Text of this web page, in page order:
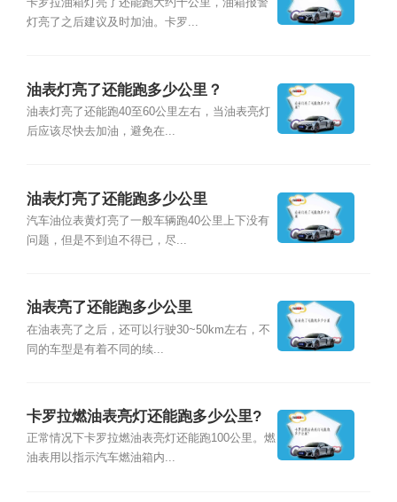
卡罗拉油箱灯亮了还能跑大约十公里，油箱报警
灯亮了之后建议及时加油。卡罗...
油表灯亮了还能跑多少公里？
油表灯亮了还能跑40至60公里左右，当油表亮灯
后应该尽快去加油，避免在...
油表灯亮了还能跑多少公里
汽车油位表黄灯亮了一般车辆跑40公里上下没有
问题，但是不到迫不得已，尽...
油表亮了还能跑多少公里
在油表亮了之后，还可以行驶30~50km左右，不
同的车型是有着不同的续...
卡罗拉燃油表亮灯还能跑多少公里?
正常情况下卡罗拉燃油表亮灯还能跑100公里。燃
油表用以指示汽车燃油箱内...